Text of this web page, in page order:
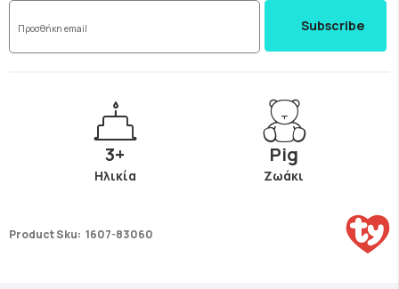
Subscribe
3+
Ηλικία
Pig
Ζωάκι
Product Sku: 1607-83060